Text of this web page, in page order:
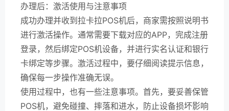
办理后：激活使用与注意事项
成功办理并收到拉卡拉POS机后，商家需按照说明书
进行激活操作。通常需要下载对应的APP，完成注册
登录，然后绑定POS机设备，并进行实名认证和银行
卡绑定等步骤。激活过程中，要仔细阅读提示信息，
确保每一步操作准确无误。
使用过程中，也有一些注意事项。首先，要妥善保管
POS机，避免碰撞、摔落和进水，防止设备损坏影响